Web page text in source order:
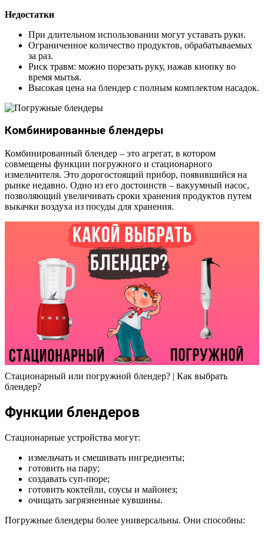
Недостатки
При длительном использовании могут уставать руки.
Ограниченное количество продуктов, обрабатываемых
за раз.
Риск травм: можно порезать руку, нажав кнопку во
время мытья.
Высокая цена на блендер с полным комплектом насадок.
Комбинированные блендеры
Комбинированный блендер – это агрегат, в котором
совмещены функции погружного и стационарного
измельчителя. Это дорогостоящий прибор, появившийся на
рынке недавно. Одно из его достоинств – вакуумный насос,
позволяющий увеличивать сроки хранения продуктов путем
выкачки воздуха из посуды для хранения.
Стационарный или погружной блендер? | Как выбрать
блендер?
Функции блендеров
Стационарные устройства могут:
измельчать и смешивать ингредиенты;
готовить на пару;
создавать суп-пюре;
готовить коктейли, соусы и майонез;
очищать загрязненные кувшины.
Погружные блендеры более универсальны. Они способны: